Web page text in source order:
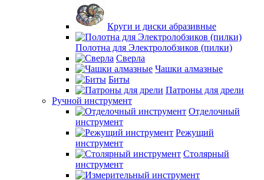
Круги и диски абразивные
Полотна для Электролобзиков (пилки)
Сверла
Чашки алмазные
Биты
Патроны для дрели
Ручной инструмент
Отделочный
инструмент
Режущий
инструмент
Столярный
инструмент